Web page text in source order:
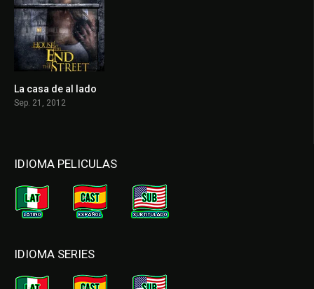
5.5
La casa de al lado
Sep. 21, 2012
IDIOMA PELICULAS
IDIOMA SERIES